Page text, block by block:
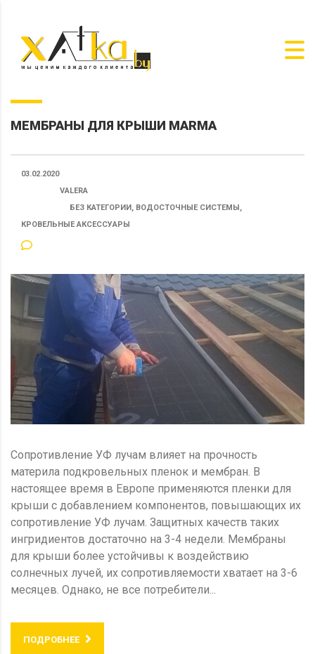
МЕМБРАНЫ ДЛЯ КРЫШИ MARMA
03.02.2020
VALERA
БЕЗ КАТЕГОРИИ, ВОДОСТОЧНЫЕ СИСТЕМЫ,
КРОВЕЛЬНЫЕ АКСЕССУАРЫ
Сопротивление УФ лучам влияет на прочность
материла подкровельных пленок и мембран. В
настоящее время в Европе применяются пленки для
крыши с добавлением компонентов, повышающих их
сопротивление УФ лучам. Защитных качеств таких
ингридиентов достаточно на 3-4 недели. Мембраны
для крыши более устойчивы к воздействию
солнечных лучей, их сопротивляемости хватает на 3-6
месяцев. Однако, не все потребители...
ПОДРОБНЕЕ